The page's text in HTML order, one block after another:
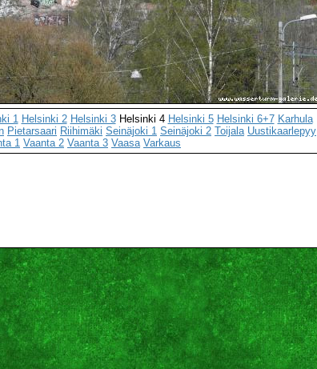
1 Helsinki 2 Helsinki 3Helsinki 4 Helsinki 5 Helsinki 6+7 Karhula
Pietarsaari Riihimäki Seinäjoki 1 Seinäjoki 2 Toijala Uustikaarlepyy
1 Vaanta 2 Vaanta 3 Vaasa Varkaus